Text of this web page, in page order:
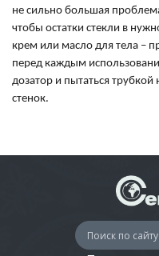
не сильно большая
чтобы остатки стекли в
крем или масло для тела –
перед каждым
дозатор и пытаться трубкой
стенок.